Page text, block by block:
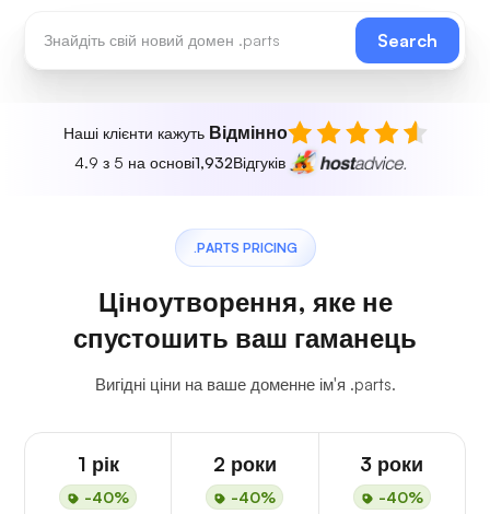
Search
Наші клієнти кажуть Відмінно
4.9 з 5 на основі1,932Відгуків
.PARTS PRICING
Ціноутворення, яке не
спустошить ваш гаманець
Вигідні ціни на ваше доменне ім'я .parts.
1 рік
-40%
2 роки
-40%
3 роки
-40%